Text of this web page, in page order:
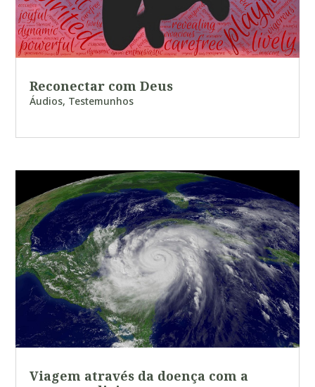
Reconectar com Deus
Áudios, Testemunhos
Viagem através da doença com a